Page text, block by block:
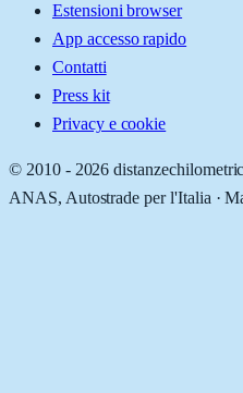
Estensioni browser
App accesso rapido
Contatti
Press kit
Privacy e cookie
© 2010 - 2026
ANAS, Autostrade per l'Italia ·